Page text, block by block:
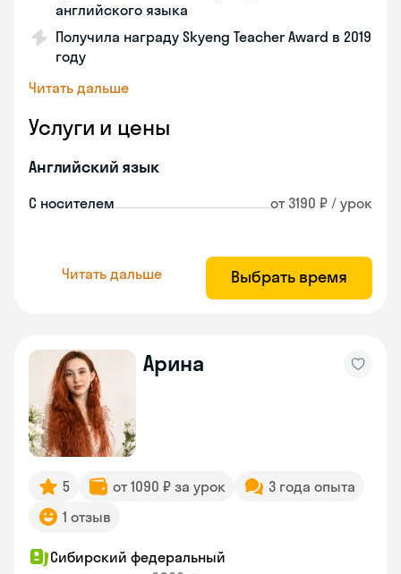
английского языка
Получила награду Skyeng Teacher Award в 2019
году
Читать дальше
Услуги и цены
Английский язык
С носителем от 3190 ₽ / урок
Читать дальше Выбрать время
Арина
5 от 1090 ₽ за урок
3 года опыта
1 отзыв
Сибирский федеральный